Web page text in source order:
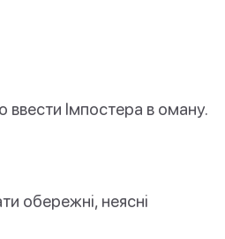
ввести Імпостера в оману.
обережні, неясні